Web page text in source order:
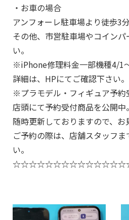
・お車の場合
アンフォーレ駐車場より徒歩3
その他、市営駐車場やコイン
い。
※iPhone修理料金一部機種4/1
詳細は、HPにてご確認下さい。
※プラモデル・フィギュア予約
店頭にて予約受付商品を公開中。
随時更新しておりますので、お
ご予約の際は、店舗スタッフ
い。